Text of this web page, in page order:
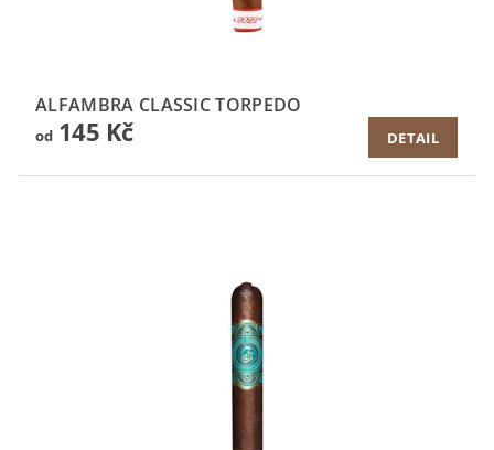
ALFAMBRA CLASSIC TORPEDO
od145 Kč DETAIL